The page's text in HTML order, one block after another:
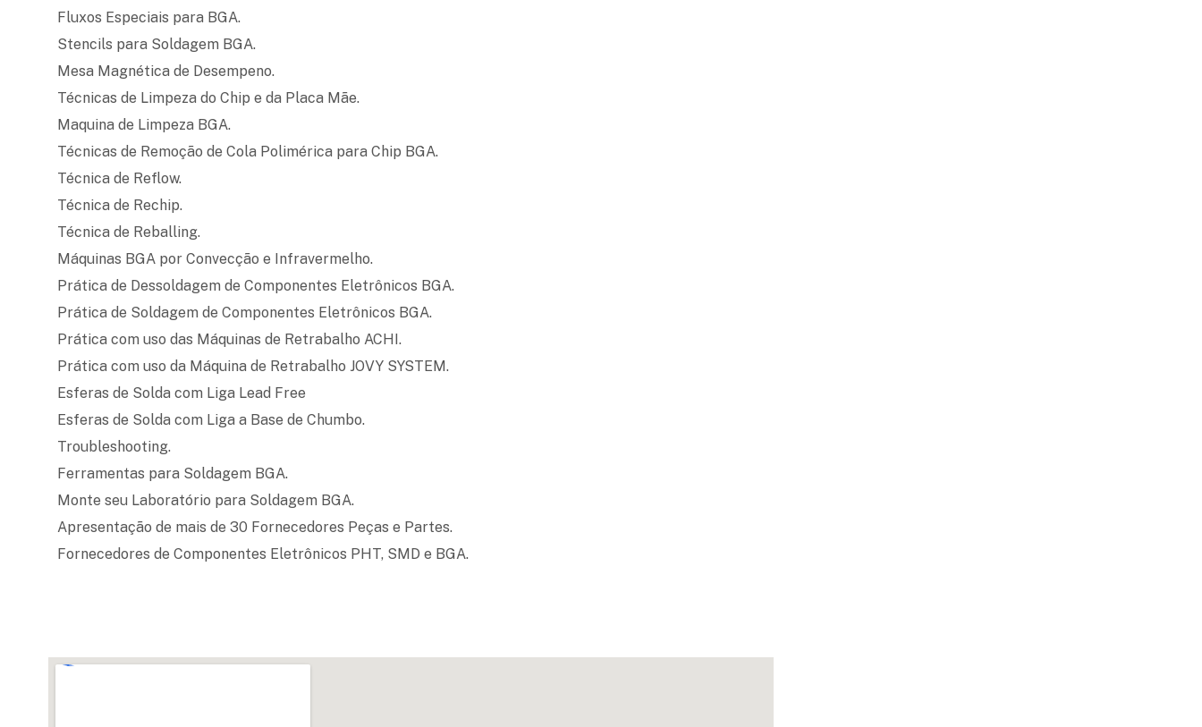
Fluxos Especiais para BGA.
Stencils para Soldagem BGA.
Mesa Magnética de Desempeno.
Técnicas de Limpeza do Chip e da Placa Mãe.
Maquina de Limpeza BGA.
Técnicas de Remoção de Cola Polimérica para Chip BGA.
Técnica de Reflow.
Técnica de Rechip.
Técnica de Reballing.
Máquinas BGA por Convecção e Infravermelho.
Prática de Dessoldagem de Componentes Eletrônicos BGA.
Prática de Soldagem de Componentes Eletrônicos BGA.
Prática com uso das Máquinas de Retrabalho ACHI.
Prática com uso da Máquina de Retrabalho JOVY SYSTEM.
Esferas de Solda com Liga Lead Free
Esferas de Solda com Liga a Base de Chumbo.
Troubleshooting.
Ferramentas para Soldagem BGA.
Monte seu Laboratório para Soldagem BGA.
Apresentação de mais de 30 Fornecedores Peças e Partes.
Fornecedores de Componentes Eletrônicos PHT, SMD e BGA.